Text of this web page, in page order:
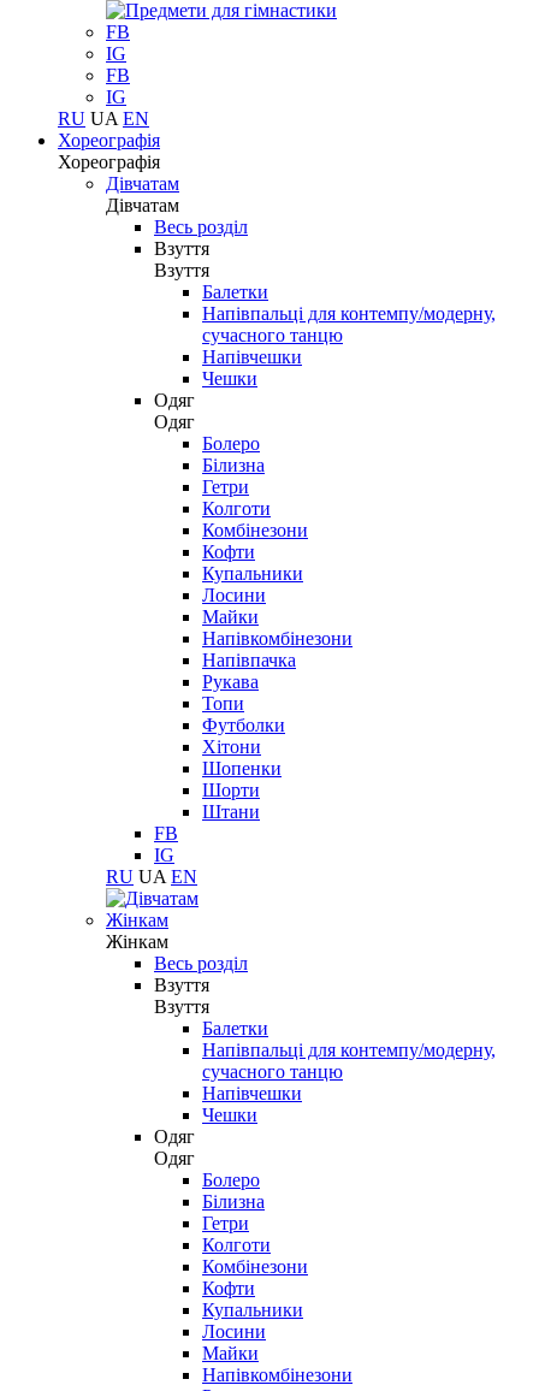
FB
IG
FB
IG
RU UA EN
Хореографія
Хореографія
Дівчатам
Дівчатам
Весь розділ
Взуття
Взуття
Балетки
Напівпальці для контемпу/модерну,
сучасного танцю
Напівчешки
Чешки
Одяг
Одяг
Болеро
Білизна
Гетри
Колготи
Комбінезони
Кофти
Купальники
Лосини
Майки
Напівкомбінезони
Напівпачка
Рукава
Топи
Футболки
Хітони
Шопенки
Шорти
Штани
FB
IG
RU UA EN
Жінкам
Жінкам
Весь розділ
Взуття
Взуття
Балетки
Напівпальці для контемпу/модерну,
сучасного танцю
Напівчешки
Чешки
Одяг
Одяг
Болеро
Білизна
Гетри
Колготи
Комбінезони
Кофти
Купальники
Лосини
Майки
Напівкомбінезони